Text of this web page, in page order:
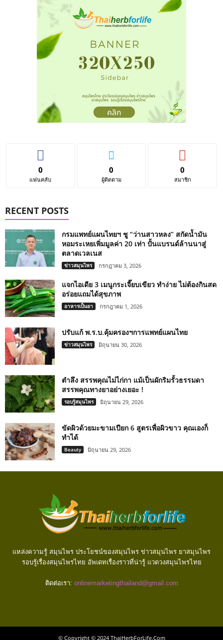
0
แฟนคลับ
0
ผู้ติดตาม
0
สมาชิก
RECENT POSTS
กรมแพทย์แผนไทยฯ ชู “ว่านสาวหลง” สกัดน้ำมัน
หอมระเหยเพิ่มมูลค่า 20 เท่า ปั้นแบรนด์ล้านนาสู่
ตลาดเวลเนส
ข่าวสมุนไพร กรกฎาคม 3, 2026
แจกไอเดีย 3 เมนูกระเจี๊ยบเขียว ทำง่าย ไม่ต้องกินสด
อร่อยแถมได้สุขภาพ
อาหารเป็นยา กรกฎาคม 1, 2026
ปรับแก้ พ.ร.บ.คุ้มครองฯการแพทย์แผนไทย
ข่าวสมุนไพร มิถุนายน 30, 2026
ตำลึง สรรพคุณไม่ไก่กา แม้เป็นผักริมรั้วธรรมดา
สรรพคุณทางยาอย่างเยอะ !
รอบรู้สมุนไพร มิถุนายน 29, 2026
ขัดผิวด้วยมะขามเปียก 6 สูตรเพื่อผิวขาว คุณเองก็
ทำได้
Beauty มิถุนายน 29, 2026
แหล่งความรู้ สมุนไพร ประโยชน์ของสมุนไพร ข่าวสมุนไพร ยาสมุนไพร
รอบรู้เรื่องสมุนไพรไทย อัพเดทเรื่องราวที่น่ารู้ แวดวงสมุนไพรไทย
ติดต่อเรา: onlinemarketingthailand@gmail.com
© Copyright © 2024 ThaiHerbForLife.Com